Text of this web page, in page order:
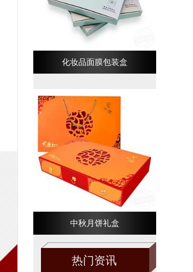
化妆品面膜包装盒
中秋月饼礼盒
热门资讯